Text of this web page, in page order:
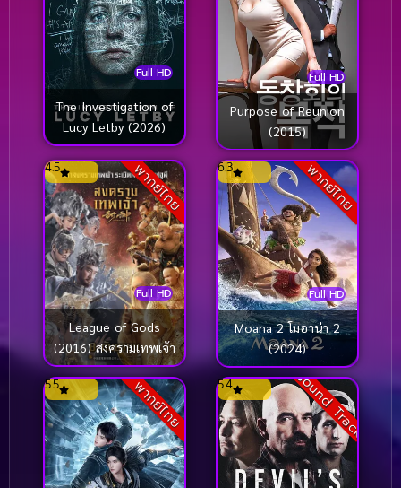
Full HD
The Investigation of
Lucy Letby (2026)
Full HD
Purpose of Reunion
(2015)
พากย์ไทย
Full HD
4.5
League of Gods
(2016) สงครามเทพเจ้า
พากย์ไทย
Full HD
6.3
Moana 2 โมอาน่า 2
(2024)
พากย์ไทย
5.5 Sound Track
5.4